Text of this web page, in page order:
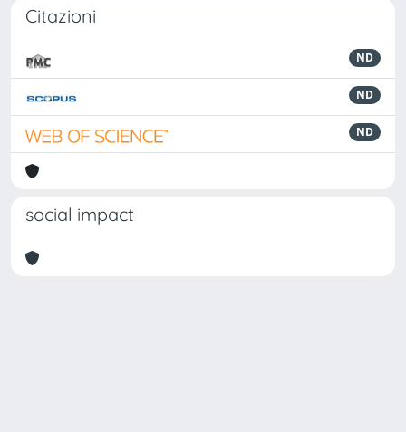
Citazioni
ND
ND
ND
social impact